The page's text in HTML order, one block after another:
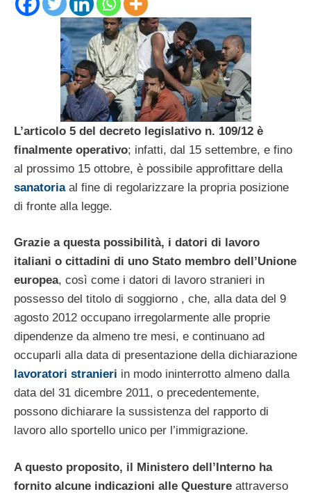
L’articolo 5 del decreto legislativo n. 109/12 è
finalmente operativo; infatti, dal 15 settembre, e fino
al prossimo 15 ottobre, è possibile approfittare della
sanatoriaal fine di regolarizzare la propria posizione
di fronte alla legge.
Grazie a questa possibilità, i datori di lavoro
italiani o cittadini di uno Stato membro dell’Unione
europea, così come i datori di lavoro stranieri in
possesso del titolo di soggiorno , che, alla data del 9
agosto 2012 occupano irregolarmente alle proprie
dipendenze da almeno tre mesi, e continuano ad
occuparli alla data di presentazione della dichiarazione
lavoratori stranieri in modo ininterrotto almeno dalla
data del 31 dicembre 2011, o precedentemente,
possono dichiarare la sussistenza del rapporto di
lavoro allo sportello unico per l’immigrazione.
A questo proposito, il Ministero dell’Interno ha
fornito alcune indicazioni alle Questure attraverso